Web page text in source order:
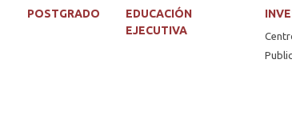
POSTGRADO
EDUCACIÓN
EJECUTIVA